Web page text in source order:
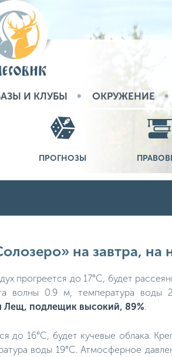
И КЛУБЫ ОКРУЖЕНИЕ
ПРОГНОЗЫ
на завтра, на
прогреется до 17°C, будет
волны 0.9 м, температура воды
Лещ, подлещик высокий, 89%
до 16°C, будет кучевые облака.
воды 19°C. Атмосферное